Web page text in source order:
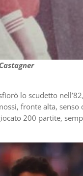
lo scudetto
fronte alta,
200 partite,